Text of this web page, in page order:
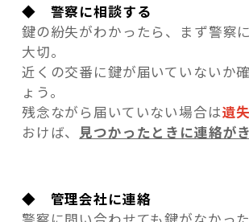
◆ 警察に相談する
鍵の紛失がわかったら、まず警察
大切。
近くの交番に鍵が届いていないか
ょう。
残念ながら届いていない場合は遺
おけば、
見つかったときに連絡が
◆ 管理会社に連絡